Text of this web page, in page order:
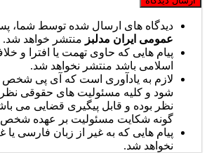
دیدگاه های ارسال شده توسط شما،
عمومی ایران مدلبز منتشر خواهد شد.
پیام هایی که حاوی تهمت یا افترا و
اسلامی باشد منتشر نخواهد شد.
لازم به یادآوری است که آی پی
شود و کلیه مسئولیت های حقوقی
نظر بوده و قابل پیگیری قضایی می
گونه شکایت مسئولیت بر عهده شخص
پیام هایی که به غیر از زبان فارسی یا
نخواهد شد.